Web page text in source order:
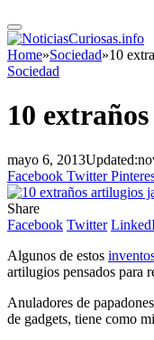
Home»Sociedad»10
Sociedad
10
mayo 6, 2013Updated:
Facebook Twitter
Share
Facebook Twitter
Algunos de estos
artilugios pensados para
Anuladores de
de gadgets, tiene como